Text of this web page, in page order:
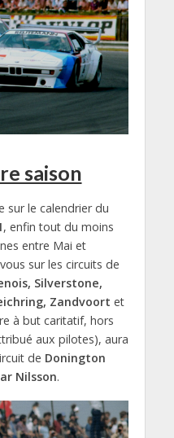
saison
sur le calendrier du
, enfin tout du moins
entre Mai et
sur les circuits de
Silverstone,
Zandvoort et
à but caritatif, hors
aux pilotes), aura
de Donington
Nilsson.